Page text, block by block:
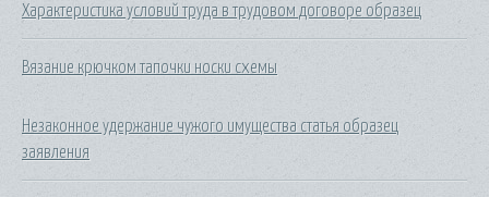
Характеристика условий труда в трудовом договоре образец
Вязание крючком тапочки носки схемы
Незаконное удержание чужого имущества статья образец
заявления